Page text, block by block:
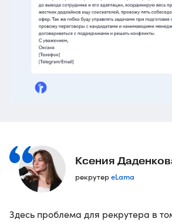
Ксения
рекрутерeLama
Здесь проблема для рекрутера в